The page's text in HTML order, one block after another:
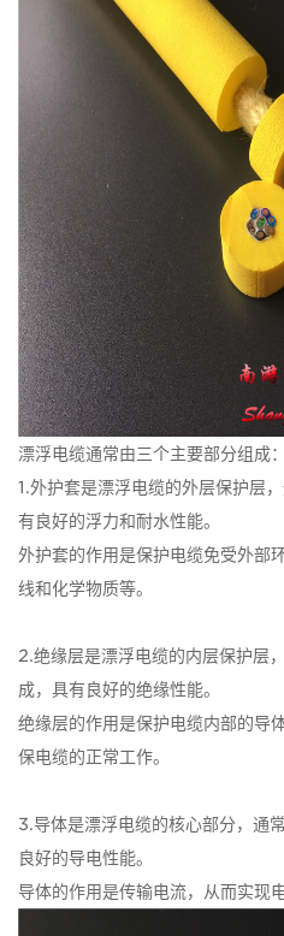
漂浮电缆通常由三个主要部分组成
1.外护套是漂浮电缆的外层保护层
有良好的浮力和耐水性能。
外护套的作用是保护电缆免受外部
线和化学物质等。
2.绝缘层是漂浮电缆的内层保护层
成，具有良好的绝缘性能。
绝缘层的作用是保护电缆内部的导
保电缆的正常工作。
3.导体是漂浮电缆的核心部分，通
良好的导电性能。
导体的作用是传输电流，从而实现